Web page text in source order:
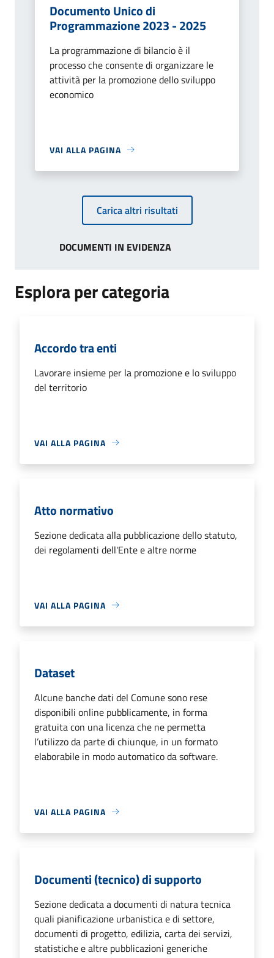
Documento Unico di
Programmazione 2023 - 2025
La programmazione di bilancio è il
processo che consente di organizzare le
attività per la promozione dello sviluppo
economico
VAI ALLA PAGINA
Carica altri risultati
DOCUMENTI IN EVIDENZA
Esplora per categoria
Accordo tra enti
Lavorare insieme per la promozione e lo sviluppo
del territorio
VAI ALLA PAGINA
Atto normativo
Sezione dedicata alla pubblicazione dello statuto,
dei regolamenti dell'Ente e altre norme
VAI ALLA PAGINA
Dataset
Alcune banche dati del Comune sono rese
disponibili online pubblicamente, in forma
gratuita con una licenza che ne permetta
l’utilizzo da parte di chiunque, in un formato
elaborabile in modo automatico da software.
VAI ALLA PAGINA
Documenti (tecnico) di supporto
Sezione dedicata a documenti di natura tecnica
quali pianificazione urbanistica e di settore,
documenti di progetto, edilizia, carta dei servizi,
statistiche e altre pubblicazioni generiche